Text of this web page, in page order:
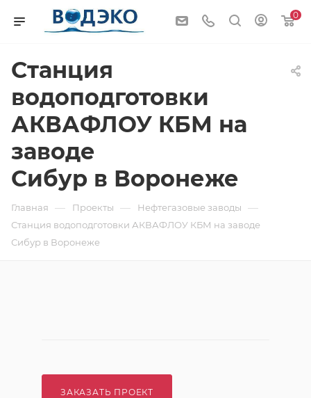
0
Станция
водоподготовки
АКВАФЛОУ КБМ на
заводе
Сибур в Воронеже
Главная — Проекты — Нефтегазовые заводы —
Станция водоподготовки АКВАФЛОУ КБМ на заводе
Сибур в Воронеже
ЗАКАЗАТЬ ПРОЕКТ